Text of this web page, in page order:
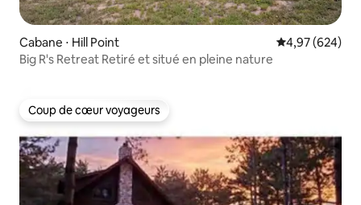
Cabane ⋅ Hill Point Évaluation
4,97 (624)
Big R's Retreat Retiré et situé en pleine nature
Coup de cœur voyageurs
Coup de cœur voyageurs